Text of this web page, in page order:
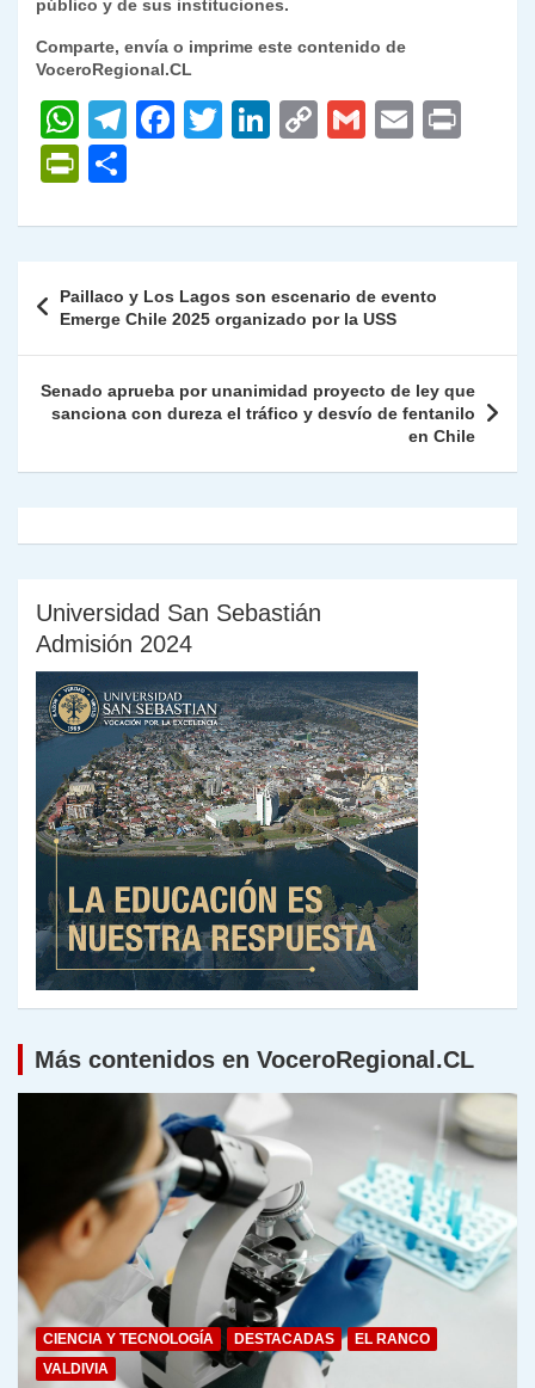
público y de sus instituciones.
Comparte, envía o imprime este contenido de
VoceroRegional.CL
W
h
at
s
p
p
T
gr
m
F
e
o
o
k
T
er
Li
e
n
C
y
n
k
G
l
E
l
P
nt
Fr
ie
n
dl
y
m
p
ar
tir
de
entradas
Paillaco y Los Lagos son escenario de evento
Emerge Chile 2025 organizado por la USS
Senado aprueba por unanimidad proyecto de ley que
sanciona con dureza el tráfico y desvío de fentanilo
en Chile
Universidad San Sebastián
Admisión 2024
Más contenidos en VoceroRegional.CL
CIENCIA Y TECNOLOGÍA DESTACADAS
EL RANCO
VALDIVIA